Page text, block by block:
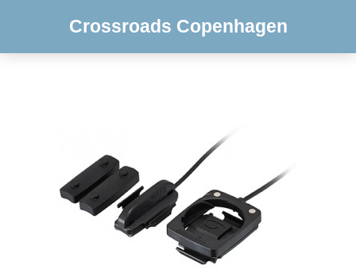
Crossroads Copenhagen